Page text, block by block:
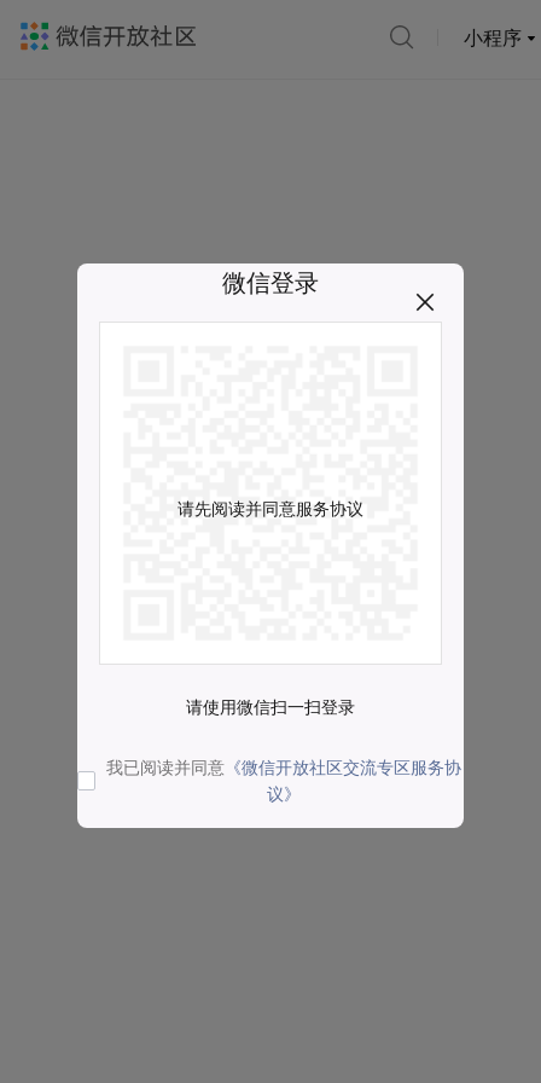
小程序
微信登录
请先阅读并同意服务协议
请使用微信扫一扫登录
我已阅读并同意 《微信开放社区交流专区服务协
议》